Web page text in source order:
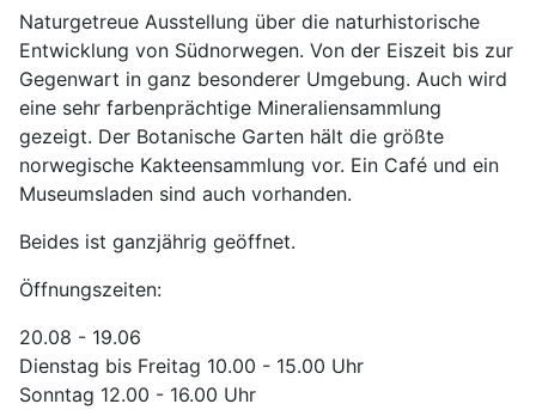
Naturgetreue Ausstellung über die naturhistorische
Entwicklung von Südnorwegen. Von der Eiszeit bis zur
Gegenwart in ganz besonderer Umgebung. Auch wird
eine sehr farbenprächtige Mineraliensammlung
gezeigt. Der Botanische Garten hält die größte
norwegische Kakteensammlung vor. Ein Café und ein
Museumsladen sind auch vorhanden.
Beides ist ganzjährig geöffnet.
Öffnungszeiten:
20.08 - 19.06
Dienstag bis Freitag 10.00 - 15.00 Uhr
Sonntag 12.00 - 16.00 Uhr